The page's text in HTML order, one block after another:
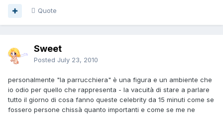
Quote
Sweet
Posted July 23, 2010
personalmente "la parrucchiera" è una figura e un ambiente che
io odio per quello che rappresenta - la vacuità di stare a parlare
tutto il giorno di cosa fanno queste celebrity da 15 minuti come se
fossero persone chissà quanto importanti e come se me ne